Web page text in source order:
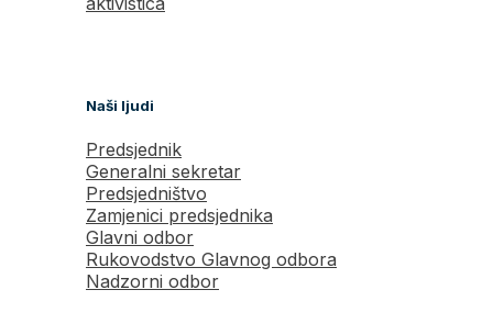
Naši ljudi
Predsjednik
Generalni sekretar
Predsjedništvo
Zamjenici predsjednika
Glavni odbor
Rukovodstvo Glavnog odbora
Nadzorni odbor